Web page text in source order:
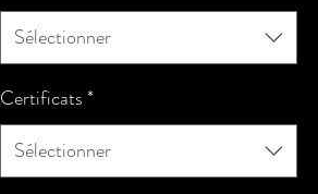
Sélectionner
Certificats*
Sélectionner